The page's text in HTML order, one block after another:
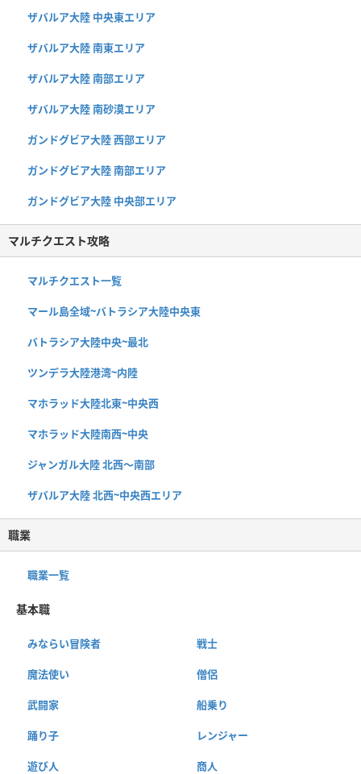
ザバルア大陸 中央東エリア
ザバルア大陸 南東エリア
ザバルア大陸 南部エリア
ザバルア大陸 南砂漠エリア
ガンドグビア大陸 西部エリア
ガンドグビア大陸 南部エリア
ガンドグビア大陸 中央部エリア
マルチクエスト攻略
マルチクエスト一覧
マール島全域~バトラシア大陸中央東
バトラシア大陸中央~最北
ツンデラ大陸港湾~内陸
マホラッド大陸北東~中央西
マホラッド大陸南西~中央
ジャンガル大陸 北西〜南部
ザバルア大陸 北西~中央西エリア
職業
職業一覧
基本職
みならい冒険者 戦士
魔法使い 僧侶
武闘家 船乗り
踊り子 レンジャー
遊び人 商人